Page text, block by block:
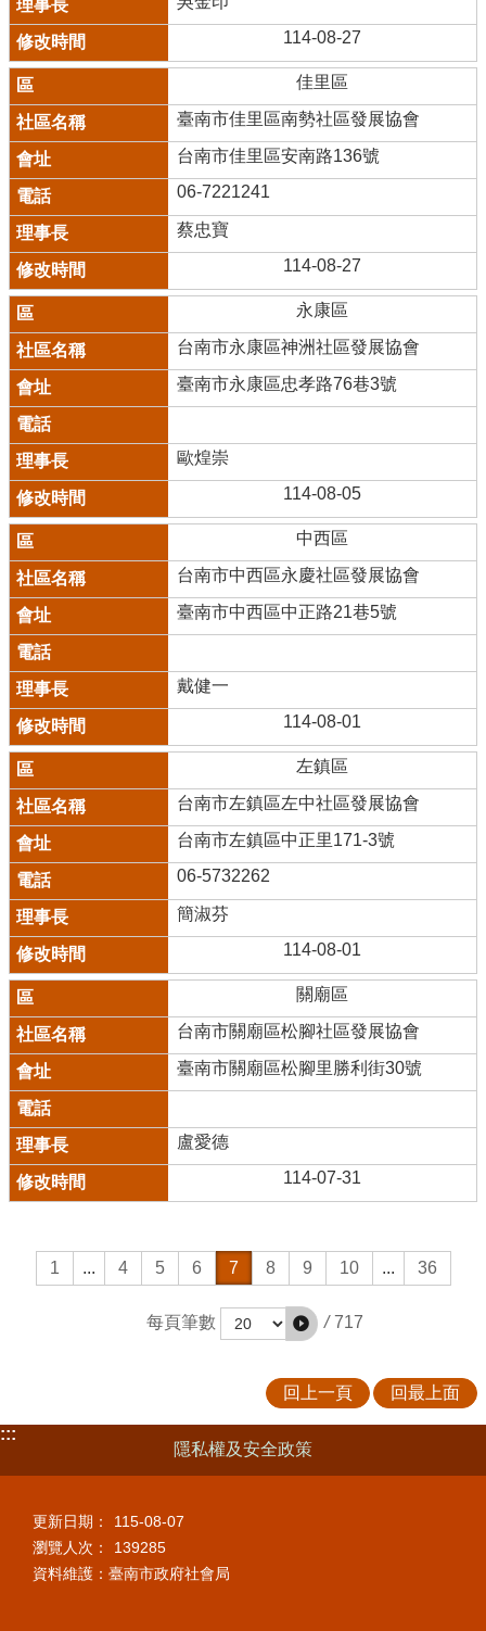
114-08-27
佳里區
臺南市佳里區南勢社區發展協會
台南市佳里區安南路136號
06-7221241
蔡忠寶
114-08-27
永康區
台南市永康區神洲社區發展協會
臺南市永康區忠孝路76巷3號
歐煌崇
114-08-05
中西區
台南市中西區永慶社區發展協會
臺南市中西區中正路21巷5號
戴健一
114-08-01
左鎮區
台南市左鎮區左中社區發展協會
台南市左鎮區中正里171-3號
06-5732262
簡淑芬
114-08-01
關廟區
台南市關廟區松腳社區發展協會
臺南市關廟區松腳里勝利街30號
盧愛德
114-07-31
1 ... 4 5 6 7 8 9 10 ... 36
每頁筆數 / 717
回上一頁 回最上面
:::
隱私權及安全政策
更新日期：
115-08-07
瀏覽人次：
139285
資料維護：臺南市政府社會局